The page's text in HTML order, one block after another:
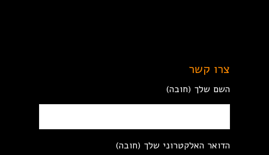
צרו קשר
השם שלך (חובה)
הדואר האלקטרוני שלך (חובה)